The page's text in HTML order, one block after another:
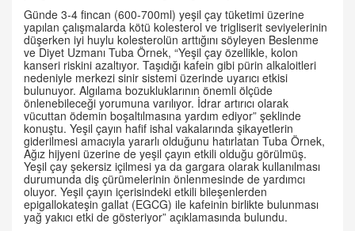
Günde 3-4 fincan (600-700ml) yeşil çay tüketimi üzerine
yapılan çalışmalarda kötü kolesterol ve trigliserit seviyelerinin
düşerken iyi huylu kolesterolün arttığını söyleyen Beslenme
ve Diyet Uzmanı Tuba Örnek, “Yeşil çay özellikle, kolon
kanseri riskini azaltıyor. Taşıdığı kafein gibi pürin alkaloitleri
nedeniyle merkezi sinir sistemi üzerinde uyarıcı etkisi
bulunuyor. Algılama bozukluklarının önemli ölçüde
önlenebileceği yorumuna varılıyor. İdrar artırıcı olarak
vücuttan ödemin boşaltılmasına yardım ediyor” şeklinde
konuştu. Yeşil çayın hafif ishal vakalarında şikayetlerin
giderilmesi amacıyla yararlı olduğunu hatırlatan Tuba Örnek,
Ağız hijyeni üzerine de yeşil çayın etkili olduğu görülmüş.
Yeşil çay şekersiz içilmesi ya da gargara olarak kullanılması
durumunda diş çürümelerinin önlenmesinde de yardımcı
oluyor. Yeşil çayın içerisindeki etkili bileşenlerden
epigallokateşin gallat (EGCG) ile kafeinin birlikte bulunması
yağ yakıcı etki de gösteriyor” açıklamasında bulundu.